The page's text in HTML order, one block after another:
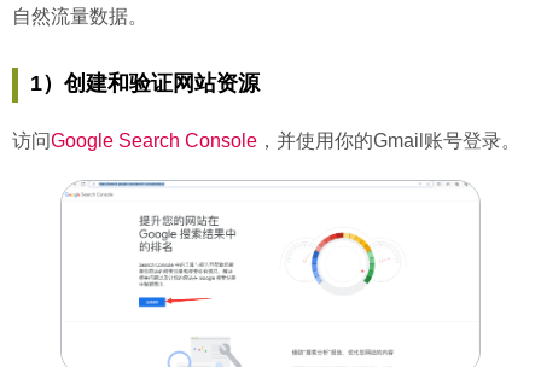
自然流量数据。
1）创建和验证网站资源
访问Google Search Console ，并使用你的Gmail账号登录。